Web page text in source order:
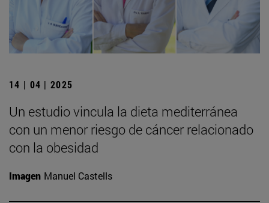
14 | 04 | 2025
Un estudio vincula la dieta mediterránea
con un menor riesgo de cáncer relacionado
con la obesidad
Imagen Manuel Castells